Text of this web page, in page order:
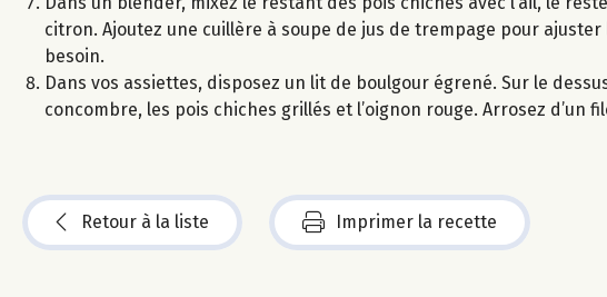
citron. Ajoutez une cuillère à soupe de jus de trempage pour
besoin.
Dans vos assiettes, disposez un lit de boulgour égrené. Sur le
concombre, les pois chiches grillés et l’oignon rouge. Arrosez d’un
Retour à la liste Imprimer la recette